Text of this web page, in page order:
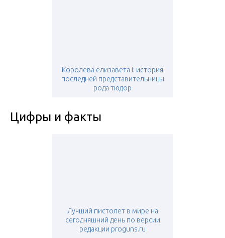
Королева елизавета i: история
последней представительницы
рода тюдор
Цифры и факты
Лучший пистолет в мире на
сегодняшний день по версии
редакции proguns.ru